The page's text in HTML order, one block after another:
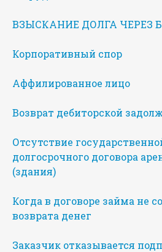
ВЗЫСКАНИЕ ДОЛГА ЧЕРЕЗ
Корпоративный спор
Аффилированное лицо
Возврат дебиторской
Отсутствие
долгосрочного договора
(здания)
Когда в договоре займа не
возврата денег
Заказчик отказывается